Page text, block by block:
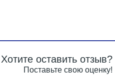
Хотите оставить отзыв?
Поставьте свою оценку!